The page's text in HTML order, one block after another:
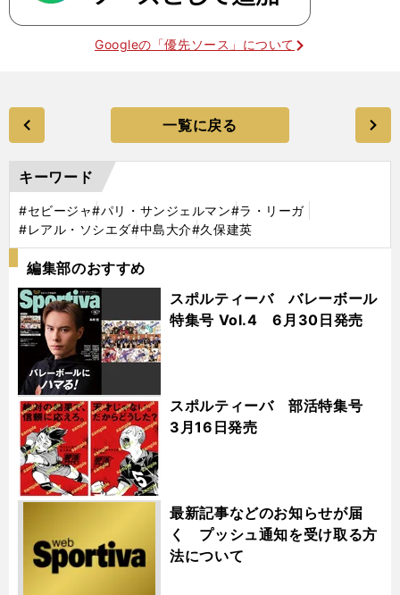
Googleの「優先ソース」について
一覧に戻る
キーワード
#セビージャ#パリ・サンジェルマン#ラ・リーガ
#レアル・ソシエダ#中島大介#久保建英
編集部のおすすめ
スポルティーバ バレーボール
特集号 Vol.4 6月30日発売
スポルティーバ 部活特集号
3月16日発売
最新記事などのお知らせが届
く プッシュ通知を受け取る方
法について